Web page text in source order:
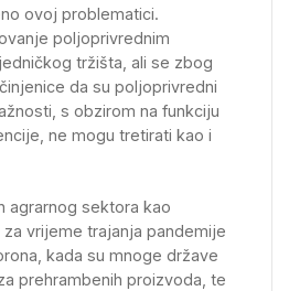
ovoj problematici.
poljoprivrednim
tržišta, ali se zbog
da su poljoprivredni
s obzirom na funkciju
ne mogu tretirati kao i
agrarnog sektora kao
vrijeme trajanja pandemije
kada su mnoge države
prehrambenih proizvoda, te